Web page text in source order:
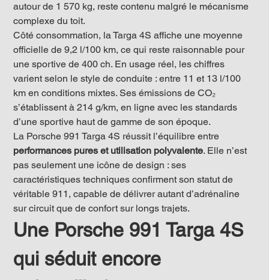
autour de 1 570 kg, reste contenu malgré le mécanisme
complexe du toit.
Côté consommation, la Targa 4S affiche une moyenne
officielle de 9,2 l/100 km, ce qui reste raisonnable pour
une sportive de 400 ch. En usage réel, les chiffres
varient selon le style de conduite : entre 11 et 13 l/100
km en conditions mixtes. Ses émissions de CO₂
s’établissent à 214 g/km, en ligne avec les standards
d’une sportive haut de gamme de son époque.
La Porsche 991 Targa 4S réussit l’équilibre entre
performances pures et utilisation polyvalente. Elle n’est
pas seulement une icône de design : ses
caractéristiques techniques confirment son statut de
véritable 911, capable de délivrer autant d’adrénaline
sur circuit que de confort sur longs trajets.
Une Porsche 991 Targa 4S
qui séduit encore